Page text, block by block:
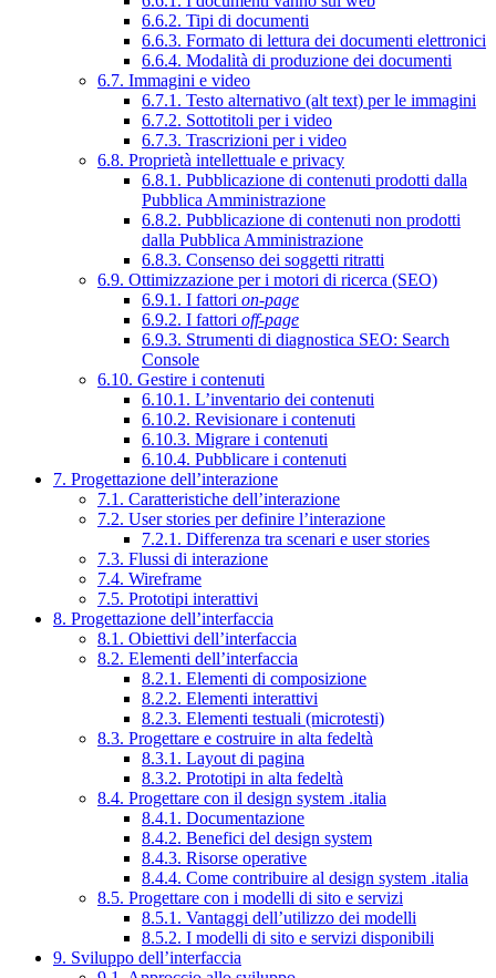
6.6.2. Tipi di documenti
6.6.3. Formato di lettura dei documenti elettronici
6.6.4. Modalità di produzione dei documenti
6.7. Immagini e video
6.7.1. Testo alternativo (alt text) per le immagini
6.7.2. Sottotitoli per i video
6.7.3. Trascrizioni per i video
6.8. Proprietà intellettuale e privacy
6.8.1. Pubblicazione di contenuti prodotti dalla
Pubblica Amministrazione
6.8.2. Pubblicazione di contenuti non prodotti
dalla Pubblica Amministrazione
6.8.3. Consenso dei soggetti ritratti
6.9. Ottimizzazione per i motori di ricerca (SEO)
6.9.1. I fattori on-page
6.9.2. I fattori off-page
6.9.3. Strumenti di diagnostica SEO: Search
Console
6.10. Gestire i contenuti
6.10.1. L’inventario dei contenuti
6.10.2. Revisionare i contenuti
6.10.3. Migrare i contenuti
6.10.4. Pubblicare i contenuti
7. Progettazione dell’interazione
7.1. Caratteristiche dell’interazione
7.2. User stories per definire l’interazione
7.2.1. Differenza tra scenari e user stories
7.3. Flussi di interazione
7.4. Wireframe
7.5. Prototipi interattivi
8. Progettazione dell’interfaccia
8.1. Obiettivi dell’interfaccia
8.2. Elementi dell’interfaccia
8.2.1. Elementi di composizione
8.2.2. Elementi interattivi
8.2.3. Elementi testuali (microtesti)
8.3. Progettare e costruire in alta fedeltà
8.3.1. Layout di pagina
8.3.2. Prototipi in alta fedeltà
8.4. Progettare con il design system .italia
8.4.1. Documentazione
8.4.2. Benefici del design system
8.4.3. Risorse operative
8.4.4. Come contribuire al design system .italia
8.5. Progettare con i modelli di sito e servizi
8.5.1. Vantaggi dell’utilizzo dei modelli
8.5.2. I modelli di sito e servizi disponibili
9. Sviluppo dell’interfaccia